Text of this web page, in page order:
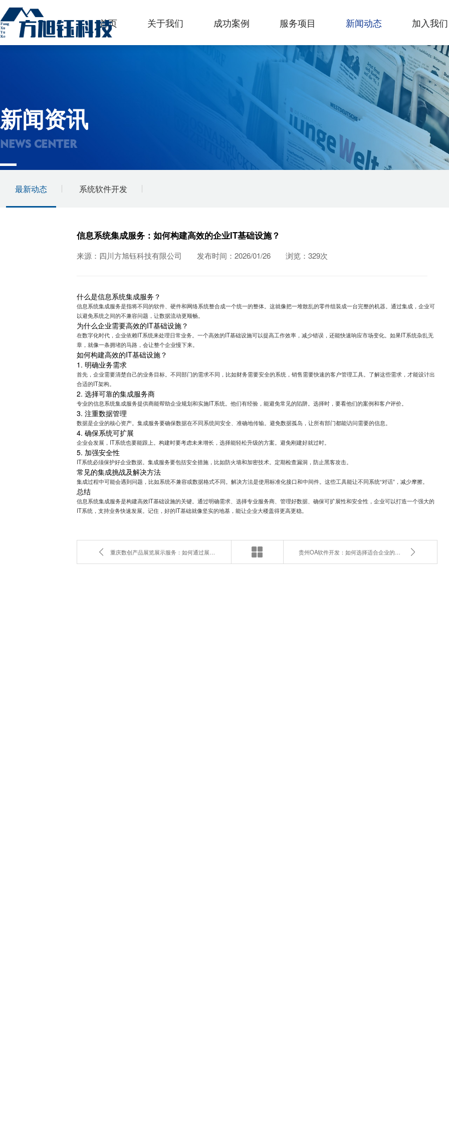
首页 关于我们 成功案例 服务项目 新闻动态 加入我们
新闻资讯
NEWS CENTER
最新动态 系统软件开发
信息系统集成服务：如何构建高效的企业IT基础设施？
来源：四川方旭钰科技有限公司 发布时间：2026/01/26 浏览：329次
什么是信息系统集成服务？
信息系统集成服务是指将不同的软件、硬件和网络系统整合成一个统一的整体。这就像把一堆散乱的零件组装成一台完整的机器。通过集成，企业可
以避免系统之间的不兼容问题，让数据流动更顺畅。
为什么企业需要高效的IT基础设施？
在数字化时代，企业依赖IT系统来处理日常业务。一个高效的IT基础设施可以提高工作效率，减少错误，还能快速响应市场变化。如果IT系统杂乱无
章，就像一条拥堵的马路，会让整个企业慢下来。
如何构建高效的IT基础设施？
1. 明确业务需求
首先，企业需要清楚自己的业务目标。不同部门的需求不同，比如财务需要安全的系统，销售需要快速的客户管理工具。了解这些需求，才能设计出
合适的IT架构。
2. 选择可靠的集成服务商
专业的信息系统集成服务提供商能帮助企业规划和实施IT系统。他们有经验，能避免常见的陷阱。选择时，要看他们的案例和客户评价。
3. 注重数据管理
数据是企业的核心资产。集成服务要确保数据在不同系统间安全、准确地传输。避免数据孤岛，让所有部门都能访问需要的信息。
4. 确保系统可扩展
企业会发展，IT系统也要能跟上。构建时要考虑未来增长，选择能轻松升级的方案。避免刚建好就过时。
5. 加强安全性
IT系统必须保护好企业数据。集成服务要包括安全措施，比如防火墙和加密技术。定期检查漏洞，防止黑客攻击。
常见的集成挑战及解决方法
集成过程中可能会遇到问题，比如系统不兼容或数据格式不同。解决方法是使用标准化接口和中间件。这些工具能让不同系统“对话”，减少摩擦。
总结
信息系统集成服务是构建高效IT基础设施的关键。通过明确需求、选择专业服务商、管理好数据、确保可扩展性和安全性，企业可以打造一个强大的
IT系统，支持业务快速发展。记住，好的IT基础就像坚实的地基，能让企业大楼盖得更高更稳。
重庆数创产品展览展示服务：如何通过展览提升产品市场竞争力？ 贵州OA软件开发：如何选择适合企业的专业办公自动化系统？